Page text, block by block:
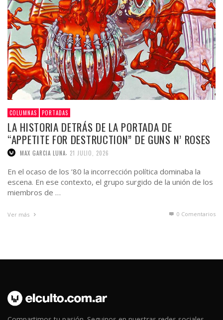
COLUMNAS PORTADAS
LA HISTORIA DETRÁS DE LA PORTADA DE
“APPETITE FOR DESTRUCTION” DE GUNS N’ ROSES
MAX GARCIA LUNA 21 JULIO, 2026
En el ocaso de los ’80 la incorrección política dominaba la
escena. En ese contexto, el grupo surgido de la unión de los
miembros de …
Ver más 0 Comentarios